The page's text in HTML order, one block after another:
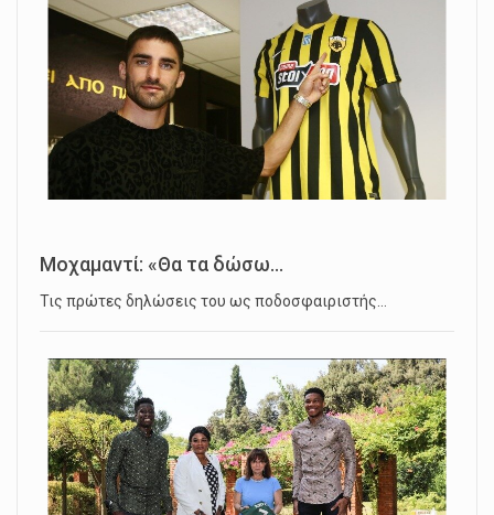
Μοχαμαντί: «Θα τα δώσω...
Τις πρώτες δηλώσεις του ως ποδοσφαιριστής…